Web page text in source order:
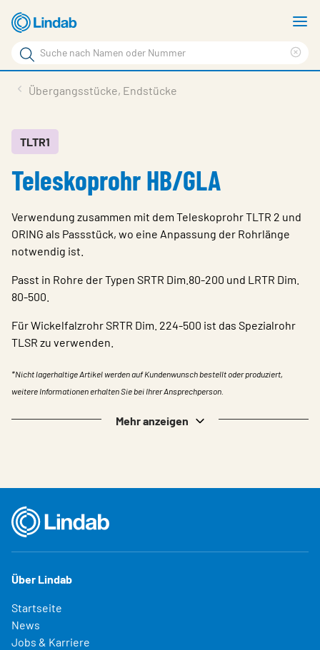
Zum
Hauptinhalt
Suchbegriff
Seite
durchsuchen
Im Fokus
Über Lindab
Downloads
Einloggen
Sprache wählen
Switzerland - German
Übergangsstücke, Endstücke
TLTR1
Teleskoprohr HB/GLA
Verwendung zusammen mit dem Teleskoprohr TLTR 2 und
ORING als Passstück, wo eine Anpassung der Rohrlänge
notwendig ist.
Passt in Rohre der Typen SRTR Dim.80-200 und LRTR Dim.
80-500.
Für Wickelfalzrohr SRTR Dim. 224-500 ist das Spezialrohr
TLSR zu verwenden.
*Nicht lagerhaltige Artikel werden auf Kundenwunsch bestellt oder produziert,
weitere Informationen erhalten Sie bei Ihrer Ansprechperson.
Mehr anzeigen
Über Lindab
Startseite
News
Jobs & Karriere